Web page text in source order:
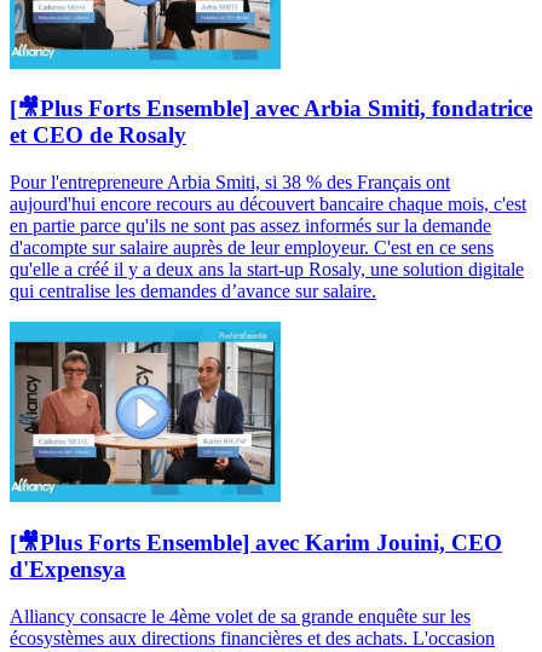
[🎥Plus Forts Ensemble] avec Arbia Smiti, fondatrice
et CEO de Rosaly
Pour l'entrepreneure Arbia Smiti, si 38 % des Français ont
aujourd'hui encore recours au découvert bancaire chaque mois, c'est
en partie parce qu'ils ne sont pas assez informés sur la demande
d'acompte sur salaire auprès de leur employeur. C'est en ce sens
qu'elle a créé il y a deux ans la start-up Rosaly, une solution digitale
qui centralise les demandes d’avance sur salaire.
[🎥Plus Forts Ensemble] avec Karim Jouini, CEO
d'Expensya
Alliancy consacre le 4ème volet de sa grande enquête sur les
écosystèmes aux directions financières et des achats. L'occasion